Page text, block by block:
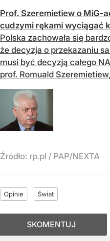
Prof. Szeremietiew o MiG-
cudzymi rękami wyciągać
Polska zachowała się
że decyzja o przekazaniu
musi być decyzją całego
prof. Romuald
Źródło: rp.pl / PAP/NEXTA
Opinie Świat
SKOMENTUJ